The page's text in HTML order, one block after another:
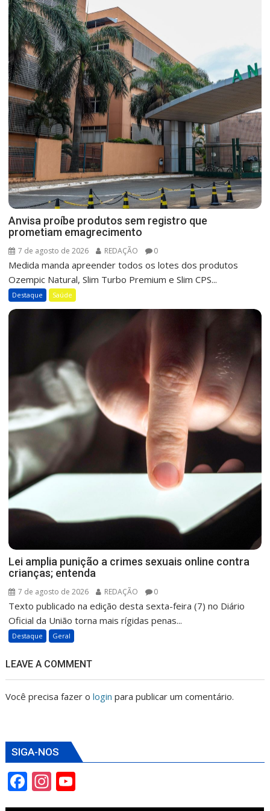
Anvisa proíbe produtos sem registro que
prometiam emagrecimento
7 de agosto de 2026 REDAÇÃO 0
Medida manda apreender todos os lotes dos produtos
Ozempic Natural, Slim Turbo Premium e Slim CPS...
Destaque Saúde
Lei amplia punição a crimes sexuais online contra
crianças; entenda
7 de agosto de 2026 REDAÇÃO 0
Texto publicado na edição desta sexta-feira (7) no Diário
Oficial da União torna mais rígidas penas...
Destaque Geral
LEAVE A COMMENT
Você precisa fazer ologin para publicar um comentário.
SIGA-NOS
F
ac
In
st o